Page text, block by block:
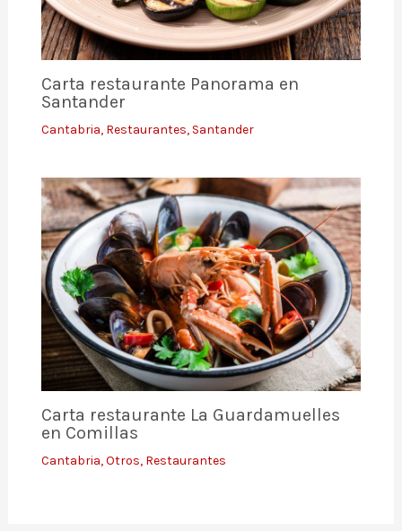
Carta restaurante Panorama en
Santander
Cantabria, Restaurantes, Santander
Carta restaurante La Guardamuelles
en Comillas
Cantabria,Otros, Restaurantes